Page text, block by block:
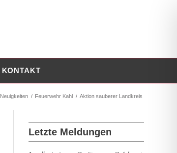
KONTAKT
Neuigkeiten / Feuerwehr Kahl / Aktion sauberer Landkreis
Letzte Meldungen